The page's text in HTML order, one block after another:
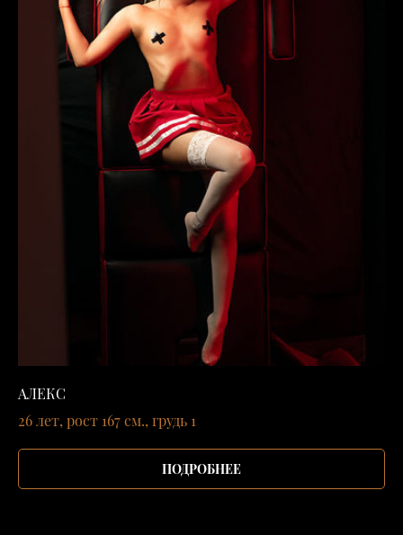
АЛЕКС
26 лет, рост 167 см., грудь 1
ПОДРОБНЕЕ